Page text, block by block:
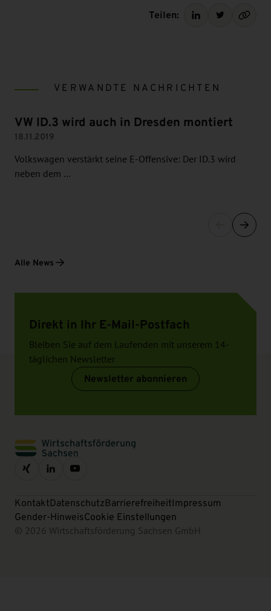
Teilen:
VERWANDTE NACHRICHTEN
VW ID.3 wird auch in Dresden montiert
18.11.2019
Volkswagen verstärkt seine E-Offensive: Der ID.3 wird
neben dem …
Alle News
Direkt in Ihr E-Mail-Postfach
Bleiben Sie auf dem Laufenden mit unserem 14-
täglichen Newsletter
Newsletter abonnieren
KontaktDatenschutzBarrierefreiheitImpressum
Gender-HinweisCookie Einstellungen
© 2026 Wirtschaftsförderung Sachsen GmbH